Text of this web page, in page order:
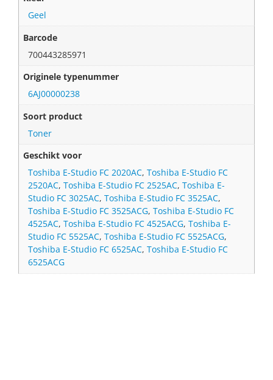
Geel
Barcode
700443285971
Originele typenummer
6AJ00000238
Soort product
Toner
Geschikt voor
Toshiba E-Studio FC 2020AC,Toshiba E-Studio FC
2520AC,Toshiba E-Studio FC 2525AC,Toshiba E-
Studio FC 3025AC,Toshiba E-Studio FC 3525AC,
Toshiba E-Studio FC 3525ACG,Toshiba E-Studio FC
4525AC,Toshiba E-Studio FC 4525ACG,Toshiba E-
Studio FC 5525AC,Toshiba E-Studio FC 5525ACG,
Toshiba E-Studio FC 6525AC,Toshiba E-Studio FC
6525ACG